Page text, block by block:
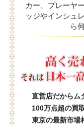
カー、プレーヤ
ッジやインシュ
ら
直営店だからム
100万点超の買
東京の最新市場